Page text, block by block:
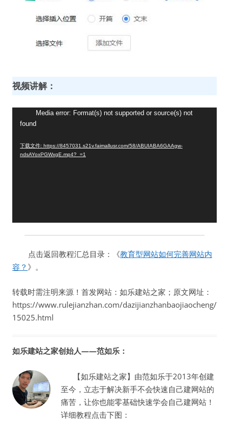
视频讲解：
Media error: Format(s) not supported or source(s) not
found
下载文件: https://8457031.s21v.faimallusr.com/58/ABUIABA6GAAgw-
ndsAYoxPGWxgE.mp4?_=1
点击返回教程汇总目录：《教育型网站如何完善网站内
容？ 》。
转载时需注明来源！首发网站：如乐建站之家；原文网址：
https://www.rulejianzhan.com/dazijianzhanbaojiaocheng/
15025.html
如乐建站之家创始人——范如乐：
【如乐建站之家】由范如乐于2013年创建
至今，立志于解决新手不会快速自己建网站的
痛苦，让你也能零基础快速学会自己建网站！
详细教程点击下图：